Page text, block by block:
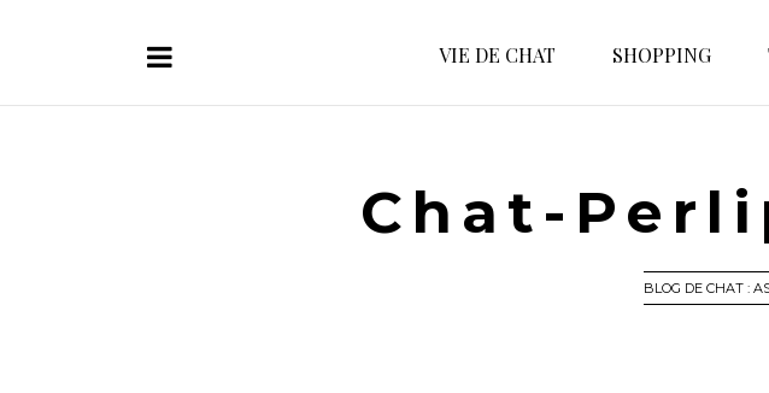
VIE DE CHAT SHOPPING
Chat-
BLOG DE CHAT :